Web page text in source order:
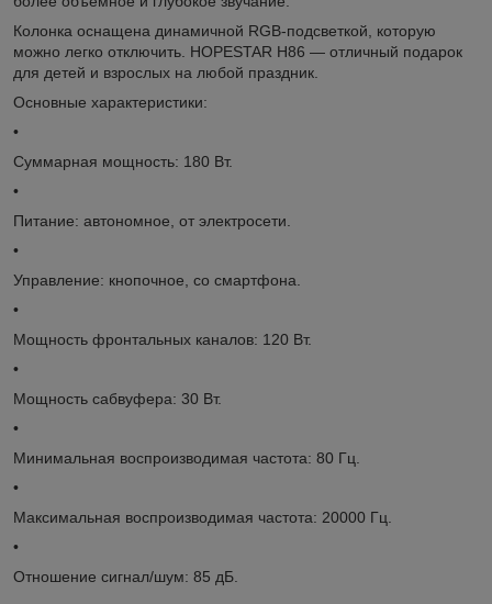
Колонка оснащена динамичной RGB-подсветкой, которую
можно легко отключить. HOPESTAR H86 — отличный подарок
для детей и взрослых на любой праздник.
Основные характеристики:
•
Суммарная мощность: 180 Вт.
•
Питание: автономное, от электросети.
•
Управление: кнопочное, со смартфона.
•
Мощность фронтальных каналов: 120 Вт.
•
Мощность сабвуфера: 30 Вт.
•
Минимальная воспроизводимая частота: 80 Гц.
•
Максимальная воспроизводимая частота: 20000 Гц.
•
Отношение сигнал/шум: 85 дБ.